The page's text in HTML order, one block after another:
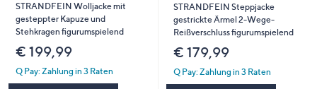
STRANDFEIN Wolljacke mit
gesteppter Kapuze und
Stehkragen figurumspielend
€ 199,99
Q Pay: Zahlung in 3 Raten
STRANDFEIN Steppjacke
gestrickte Ärmel 2-Wege-
Reißverschluss figurumspielend
€ 179,99
Q Pay: Zahlung in 3 Raten